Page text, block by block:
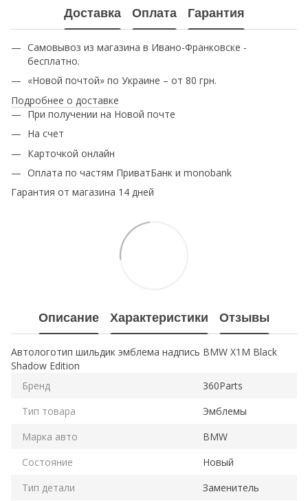
Доставка Оплата Гарантия
Самовывоз из магазина в Ивано-Франковске -
бесплатно.
«Новой почтой» по Украине – от 80 грн.
Подробнее о доставке
При получении на Новой почте
На счет
Карточкой онлайн
Оплата по частям ПриватБанк и monobank
Гарантия от магазина 14 дней
Описание Характеристики Отзывы
Автологотип шильдик эмблема надпись BMW X1M Black
Shadow Edition
Бренд
360Parts
Тип товара
Эмблемы
Марка авто
BMW
Состояние
Новый
Тип детали
Заменитель